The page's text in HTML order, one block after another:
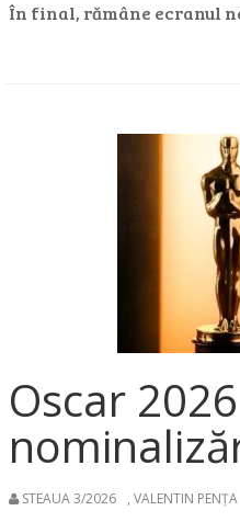
În final, rămâne ecranul
Oscar
STEAUA 3/2026 , VALENTIN PENȚA